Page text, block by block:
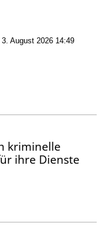
August 2026 14:49
kriminelle
ihre Dienste